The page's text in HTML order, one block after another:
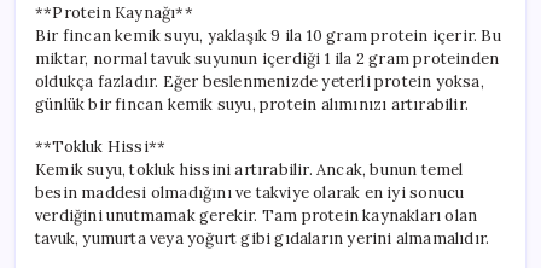
**Protein Kaynağı**
Bir fincan kemik suyu, yaklaşık 9 ila 10 gram protein içerir. Bu
miktar, normal tavuk suyunun içerdiği 1 ila 2 gram proteinden
oldukça fazladır. Eğer beslenmenizde yeterli protein yoksa,
günlük bir fincan kemik suyu, protein alımınızı artırabilir.
**Tokluk Hissi**
Kemik suyu, tokluk hissini artırabilir. Ancak, bunun temel
besin maddesi olmadığını ve takviye olarak en iyi sonucu
verdiğini unutmamak gerekir. Tam protein kaynakları olan
tavuk, yumurta veya yoğurt gibi gıdaların yerini almamalıdır.